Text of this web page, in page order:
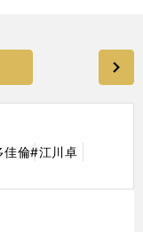
佳倫#江川卓